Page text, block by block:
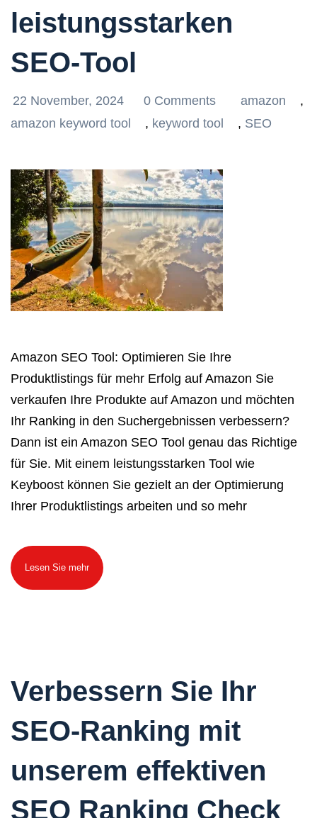
leistungsstarken
SEO-Tool
22 November, 2024 0 Comments amazon
,
amazon keyword tool
, keyword tool , SEO
Amazon SEO Tool: Optimieren Sie Ihre
Produktlistings für mehr Erfolg auf Amazon Sie
verkaufen Ihre Produkte auf Amazon und möchten
Ihr Ranking in den Suchergebnissen verbessern?
Dann ist ein Amazon SEO Tool genau das Richtige
für Sie. Mit einem leistungsstarken Tool wie
Keyboost können Sie gezielt an der Optimierung
Ihrer Produktlistings arbeiten und so mehr
Lesen Sie mehr
Verbessern Sie Ihr
SEO-Ranking mit
unserem effektiven
SEO Ranking Check